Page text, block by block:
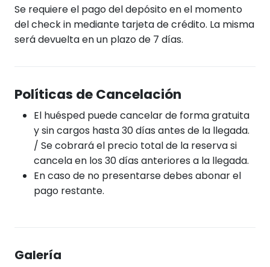
Se requiere el pago del depósito en el momento
del check in mediante tarjeta de crédito. La misma
será devuelta en un plazo de 7 días.
Políticas de Cancelación
El huésped puede cancelar de forma gratuita
y sin cargos hasta 30 días antes de la llegada.
/ Se cobrará el precio total de la reserva si
cancela en los 30 días anteriores a la llegada.
En caso de no presentarse debes abonar el
pago restante.
Galería